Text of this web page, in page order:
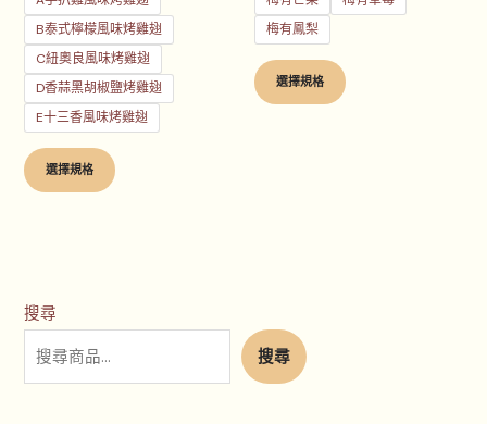
B泰式檸檬風味烤雞翅
C紐奧良風味烤雞翅
D香蒜黑胡椒鹽烤雞翅
E十三香風味烤雞翅
選擇規格
面
選
擇
選
項
梅有鳳梨
選擇規格
擇
搜尋
搜尋